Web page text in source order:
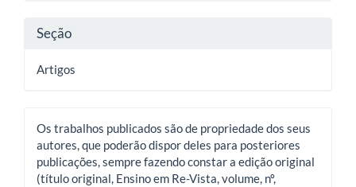
Seção
Artigos
Os trabalhos publicados são de propriedade dos seus
autores, que poderão dispor deles para posteriores
publicações, sempre fazendo constar a edição original
(título original, Ensino em Re-Vista, volume, nº,